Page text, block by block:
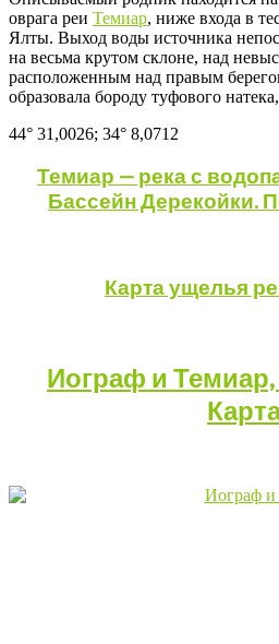
оврага реи Темиар, ниже входа в
Ялты. Выход воды источника
на весьма крутом склоне, над
расположенным над правым
образовала бороду туфового
44° 31,0026; 34° 8,0712
Темиар — река с
Бассейн Дерекойки.
Карта ущелья
Иограф и